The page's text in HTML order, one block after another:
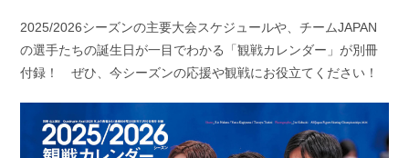
2025/2026シーズンの主要大会スケジュールや、チームJAPAN
の選手たちの誕生日が一目でわかる「観戦カレンダー」が別冊
付録！ ぜひ、今シーズンの応援や観戦にお役立てください！